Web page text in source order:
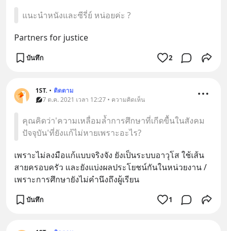
แนะนำหนังและซีรี่ย์ หน่อยค่ะ ?
Partners for justice
บันทึก 2
1ST. • ติดตาม
7 ต.ค. 2021 เวลา 12:27 • ความคิดเห็น
คุณคิดว่า'ความเหลื่อมล้ำการศึกษาที่เกีดขื้นในสังคม
ปัจจุบัน'ที่ยังแก้ไม่หายเพราะอะไร?
เพราะไม่ลงมือแก้แบบจริงจัง ยังเป็นระบบอาวุโส ใช้เส้น
สายครอบครัว และยังแบ่งผลประโยชน์กันในหน่วยงาน /
เพราะการศึกษายังไม่คำนึงถึงผู้เรียน
บันทึก 1